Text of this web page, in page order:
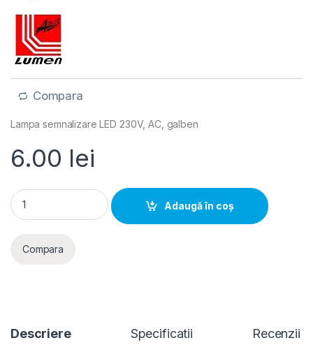
Compara
Lampa semnalizare LED 230V, AC, galben
6.00 lei
Adeleq- Lampa semnalizare LED 230V, AC, galben quantity
Adaugă în coș
Compara
Descriere Specificatii Recenzii